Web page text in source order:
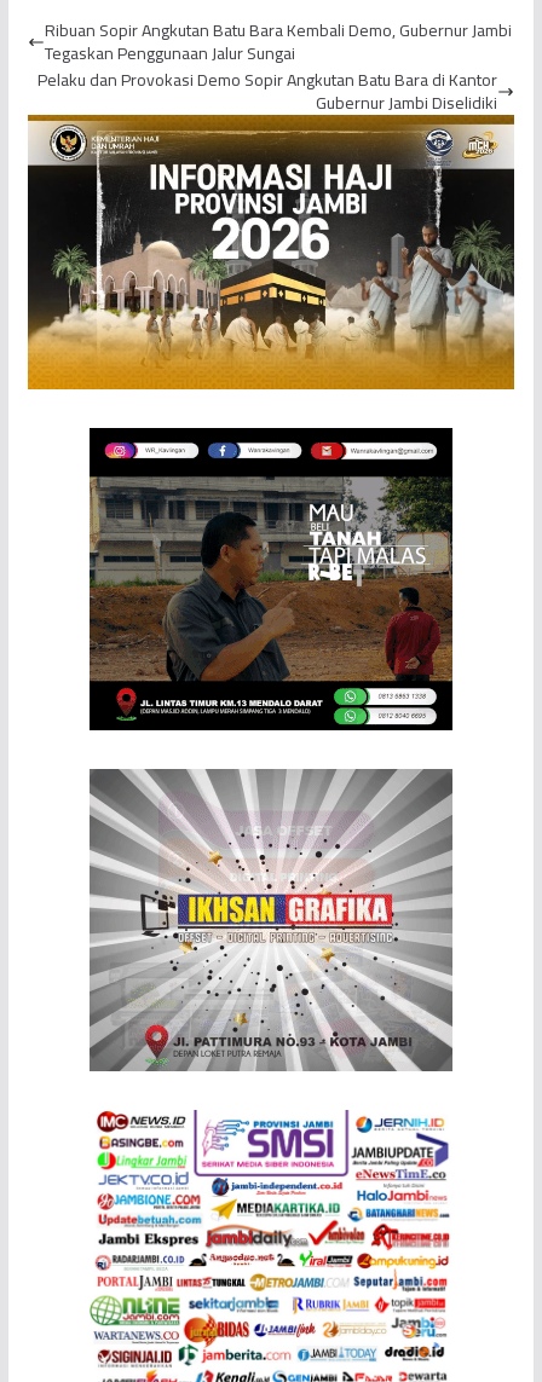
Ribuan Sopir Angkutan Batu Bara Kembali Demo, Gubernur Jambi
Tegaskan Penggunaan Jalur Sungai
Pelaku dan Provokasi Demo Sopir Angkutan Batu Bara di Kantor
Gubernur Jambi Diselidiki